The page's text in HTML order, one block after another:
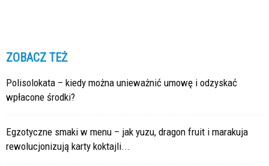
ZOBACZ TEŻ
Polisolokata – kiedy można unieważnić umowę i odzyskać
wpłacone środki?
Egzotyczne smaki w menu – jak yuzu, dragon fruit i marakuja
rewolucjonizują karty koktajli...